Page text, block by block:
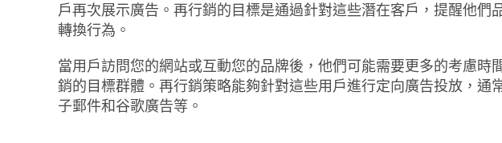
戶再次展示廣告。再行銷的目標是通過針對這些潛在客戶，提醒他們
轉換行為。
當用戶訪問您的網站或互動您的品牌後，他們可能需要更多的考慮時
銷的目標群體。再行銷策略能夠針對這些用戶進行定向廣告投放，通
子郵件和谷歌廣告等。